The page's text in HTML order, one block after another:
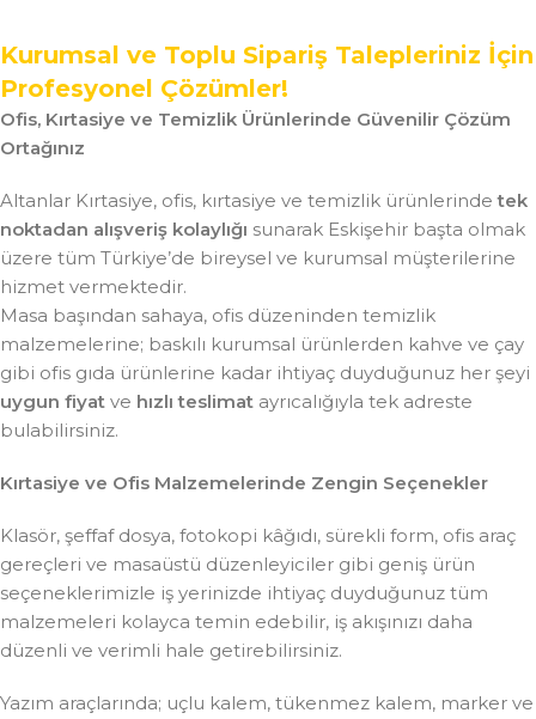
Kurumsal ve Toplu Sipariş Talepleriniz İçin
Profesyonel Çözümler!
Ofis, Kırtasiye ve Temizlik Ürünlerinde Güvenilir Çözüm
Ortağınız
Altanlar Kırtasiye, ofis, kırtasiye ve temizlik ürünlerindetek
noktadan alışveriş kolaylığı sunarak Eskişehir başta olmak
üzere tüm Türkiye’de bireysel ve kurumsal müşterilerine
hizmet vermektedir.
Masa başından sahaya, ofis düzeninden temizlik
malzemelerine; baskılı kurumsal ürünlerden kahve ve çay
gibi ofis gıda ürünlerine kadar ihtiyaç duyduğunuz her şeyi
uygun fiyat ve hızlı teslimat ayrıcalığıyla tek adreste
bulabilirsiniz.
Kırtasiye ve Ofis Malzemelerinde Zengin Seçenekler
Klasör, şeffaf dosya, fotokopi kâğıdı, sürekli form, ofis araç
gereçleri ve masaüstü düzenleyiciler gibi geniş ürün
seçeneklerimizle iş yerinizde ihtiyaç duyduğunuz tüm
malzemeleri kolayca temin edebilir, iş akışınızı daha
düzenli ve verimli hale getirebilirsiniz.
Yazım araçlarında; uçlu kalem, tükenmez kalem, marker ve